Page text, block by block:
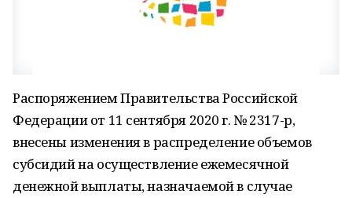
Распоряжением Правительства Российской
Федерации от 11 сентября 2020 г. № 2317-р,
внесены изменения в распределение объемов
субсидий на осуществление ежемесячной
денежной выплаты, назначаемой в случае